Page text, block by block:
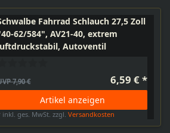
Fahrrad Schlauch 27,5 Zoll
62/584", AV21-40, extrem
Autoventil
7,90 € 6,59 € *
Artikel anzeigen
inkl. ges. MwSt. zzgl.Versandkosten